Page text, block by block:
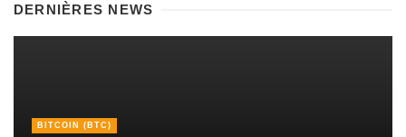
DERNIÈRES NEWS
BITCOIN (BTC)